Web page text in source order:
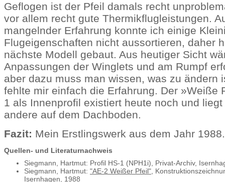
Geflogen ist der Pfeil damals recht
vor allem recht gute Thermikflugleistungen.
mangelnder Erfahrung konnte ich einige
Flugeigenschaften nicht aussortieren, daher
nächste Modell gebaut. Aus heutiger Sicht
Anpassungen der Winglets und am Rumpf
aber dazu muss man wissen, was zu ändern
fehlte mir einfach die Erfahrung. Der »Weiße
1 als Innenprofil existiert heute noch und
andere auf dem Dachboden.
Fazit: Mein Erstlingswerk aus dem Jahr 1988.
Quellen- und Literaturnachweis
Siegmann, Hartmut: Profil HS-1 (NPH1i), Privat-Archiv,
Siegmann, Hartmut: "AE-2 Weißer Pfeil",
Isernhagen, 1988